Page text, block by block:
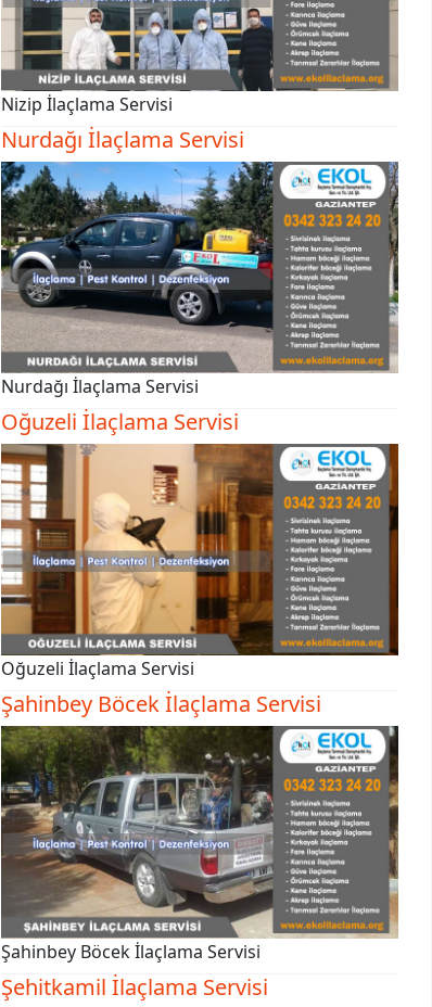
Nizip İlaçlama Servisi
Nurdağı İlaçlama Servisi
Nurdağı İlaçlama Servisi
Oğuzeli İlaçlama Servisi
Oğuzeli İlaçlama Servisi
Şahinbey Böcek İlaçlama Servisi
Şahinbey Böcek İlaçlama Servisi
Şehitkamil İlaçlama Servisi